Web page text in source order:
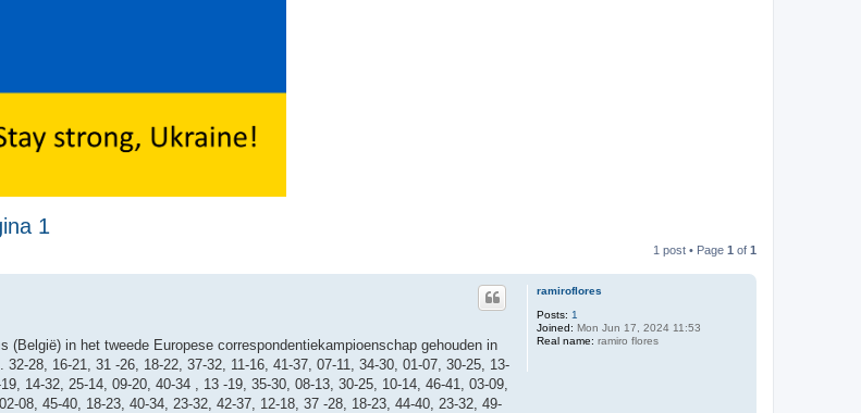
1
1 post • Page 1 of 1
ramiroflores
Posts: 1
Joined: Mon Jun 17, 2024 11:53
Real name: ramiro flores
in het tweede Europese correspondentiekampioenschap gehouden in
28, 16-21, 31 -26, 18-22, 37-32, 11-16, 41-37, 07-11, 34-30, 01-07, 30-25, 13-
14-32, 25-14, 09-20, 40-34 , 13 -19, 35-30, 08-13, 30-25, 10-14, 46-41, 03-09,
08, 45-40, 18-23, 40-34, 23-32, 42-37, 12-18, 37 -28, 18-23, 44-40, 23-32, 49-